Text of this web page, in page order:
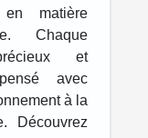
en matière
Chaque
et
avec
à la
Découvrez